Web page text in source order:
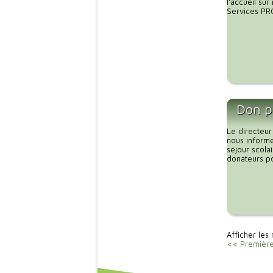
l'accueil
Services
Don
Le directeur
nous
séjour
donateurs
Afficher les
<< Première